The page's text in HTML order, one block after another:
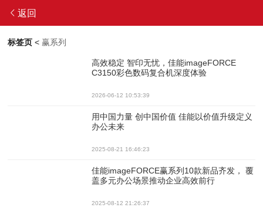
返回
标签页 < 赢系列
高效稳定 智印无忧，佳能imageFORCE
C3150彩色数码复合机深度体验
2026-06-12 10:53:39
用中国力量 创中国价值 佳能以价值升级定义
办公未来
2025-08-21 16:46:23
佳能imageFORCE赢系列10款新品齐发， 覆
盖多元办公场景推动企业高效前行
2025-08-12 21:26:37